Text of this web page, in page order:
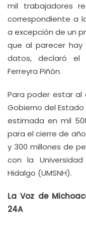
mil trabajadores
correspondiente a
a excepción de un
que al parecer hay
datos, declaró el
Ferreyra Piñón.
Para poder estar
Gobierno del
estimada en mil
para el cierre de
y 300 millones de
con la
Hidalgo (UMSNH).
La Voz de
24A